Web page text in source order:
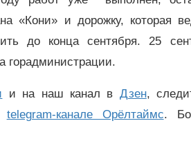
«Кони» и дорожку, которая
до конца сентября. 25
горадминистрации.
и на наш канал в Дзен,
telegram-канале Орёлтаймс.